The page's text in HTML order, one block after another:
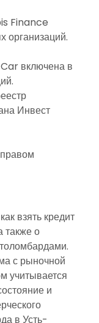
Finance
организаций.
включена в
Инвест
взять кредит
также о
с рыночной
учитывается
и
в Усть-